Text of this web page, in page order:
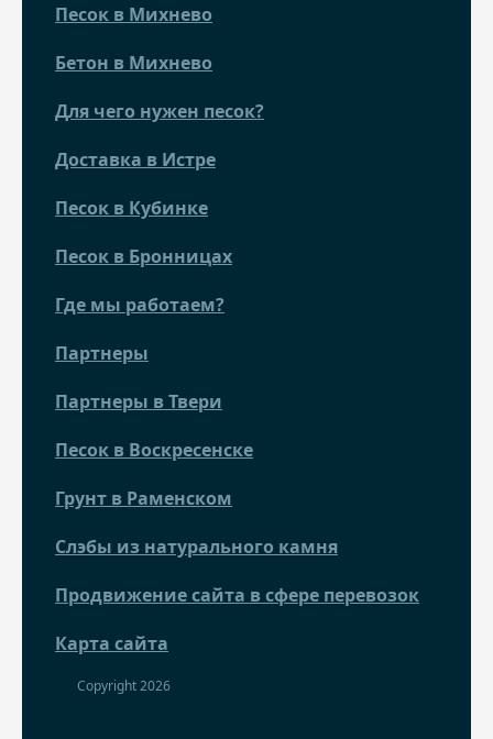
Песок в Михнево
Бетон в Михнево
Для чего нужен песок?
Доставка в Истре
Песок в Кубинке
Песок в Бронницах
Где мы работаем?
Партнеры
Партнеры в Твери
Песок в Воскресенске
Грунт в Раменском
Слэбы из натурального камня
Продвижение сайта в сфере перевозок
Карта сайта
Copyright 2026